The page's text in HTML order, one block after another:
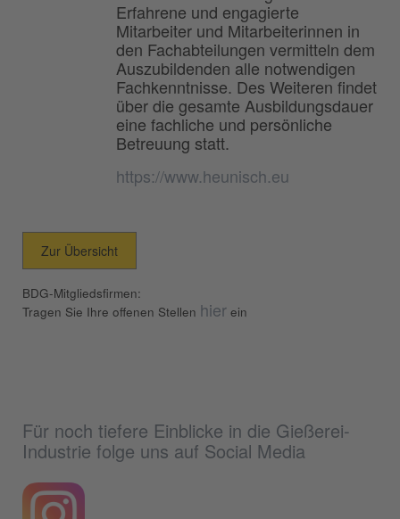
Erfahrene und engagierte
Mitarbeiter und Mitarbeiterinnen in
den Fachabteilungen vermitteln dem
Auszubildenden alle notwendigen
Fachkenntnisse. Des Weiteren findet
über die gesamte Ausbildungsdauer
eine fachliche und persönliche
Betreuung statt.
https://www.heunisch.eu
Zur Übersicht
BDG-Mitgliedsfirmen:
Tragen Sie Ihre offenen Stellen hier ein
Für noch tiefere Einblicke in die Gießerei-
Industrie folge uns auf Social Media